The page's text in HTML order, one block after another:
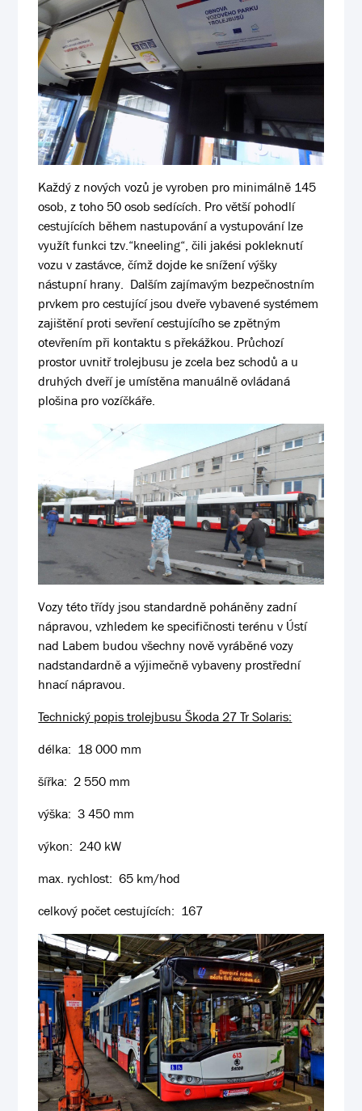
Každý z nových vozů je vyroben pro minimálně 145
osob, z toho 50 osob sedících. Pro větší pohodlí
cestujících během nastupování a vystupování lze
využít funkci tzv.“kneeling“, čili jakési pokleknutí
vozu v zastávce, čímž dojde ke snížení výšky
nástupní hrany. Dalším zajímavým bezpečnostním
prvkem pro cestující jsou dveře vybavené systémem
zajištění proti sevření cestujícího se zpětným
otevřením při kontaktu s překážkou. Průchozí
prostor uvnitř trolejbusu je zcela bez schodů a u
druhých dveří je umístěna manuálně ovládaná
plošina pro vozíčkáře.
Vozy této třídy jsou standardně poháněny zadní
nápravou, vzhledem ke specifičnosti terénu v Ústí
nad Labem budou všechny nově vyráběné vozy
nadstandardně a výjimečně vybaveny prostřední
hnací nápravou.
Technický popis trolejbusu Škoda 27 Tr Solaris:
délka: 18 000 mm
šířka: 2 550 mm
výška: 3 450 mm
výkon: 240 kW
max. rychlost: 65 km/hod
celkový počet cestujících: 167